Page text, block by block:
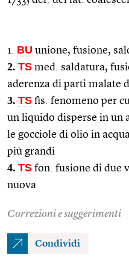
1. BU unione, fusione,
2. TS med. saldatura,
aderenza di parti malate
3. TS fis. fenomeno per
un liquido disperse in un
le gocciole di olio in
più grandi
4. TS fon. fusione di due
nuova
Correzioni e suggerimenti
Condividi